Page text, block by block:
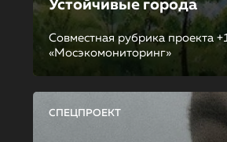
Устойчивые города
Совместная рубрика проекта
«Мосэкомониторинг»
СПЕЦПРОЕКТ